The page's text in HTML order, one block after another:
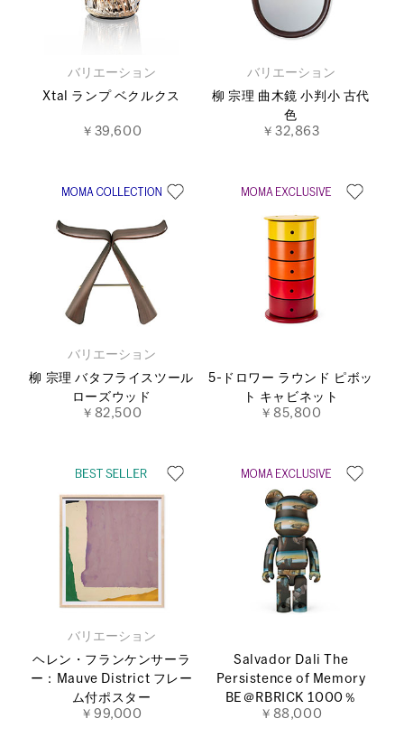
バリエーション
Xtal ランプ ベクルクス
￥39,600
バリエーション
柳 宗理 曲木鏡 小判小 古代
色
￥32,863
バリエーション
柳 宗理 バタフライスツール
ローズウッド
￥82,500
5-ドロワー ラウンド ピボッ
ト キャビネット
￥85,800
バリエーション
ヘレン・フランケンサーラ
ー：Mauve District フレー
ム付ポスター
￥99,000
Salvador Dali The
Persistence of Memory
BE＠RBRICK 1000％
￥88,000